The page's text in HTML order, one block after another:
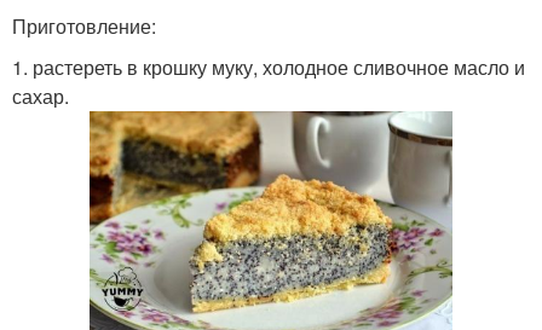
Приготовление:
1. растереть в крошку муку, холодное сливочное масло и
сахар.